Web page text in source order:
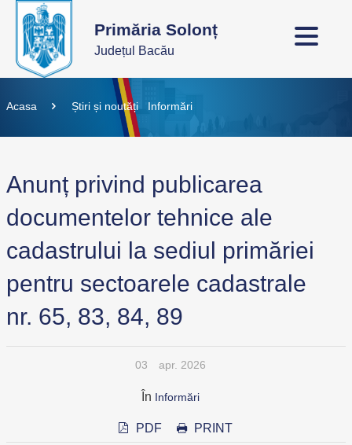
Primăria Solonț
Județul Bacău
Acasa Știri și noutăți Informări
Anunț privind publicarea
documentelor tehnice ale
cadastrului la sediul primăriei
pentru sectoarele cadastrale
nr. 65, 83, 84, 89
03 apr. 2026
În Informări
PDF PRINT